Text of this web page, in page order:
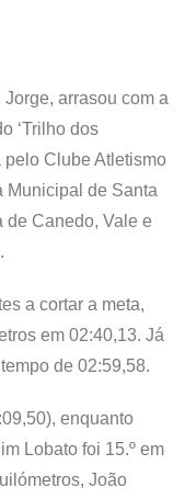
arrasou com a
‘Trilho dos
pelo Clube Atletismo
Municipal de Santa
de Canedo, Vale e
a cortar a meta,
em 02:40,13. Já
de 02:59,58.
enquanto
Lobato foi 15.º em
João